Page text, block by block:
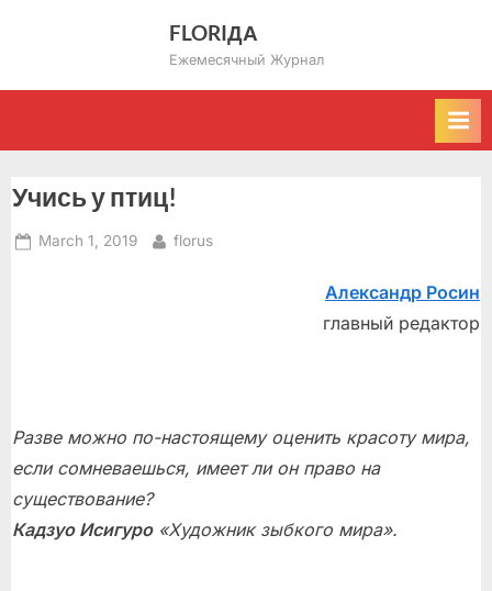
FLORIДА
Ежемесячный Журнал
Учись у птиц!
Posted
March 1, 2019 By
florus
Александр Росин
главный редактор
Разве можно по-настоящему оценить красоту мира,
если сомневаешься, имеет ли он право на
существование?
Кадзуо Исигуро«Художник зыбкого мира».